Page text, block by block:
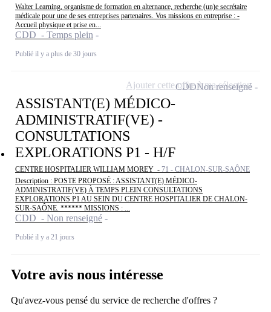
Walter Learning, organisme de formation en alternance, recherche (un)e secrétaire
médicale pour une de ses entreprises partenaires. Vos missions en entreprise : -
Accueil physique et prise en...
CDD - Temps plein
Publié il y a plus de 30 jours
ASSISTANT(E) MÉDICO-
ADMINISTRATIF(VE) -
CONSULTATIONS
EXPLORATIONS P1 - H/F
CENTRE HOSPITALIER WILLIAM MOREY - 71 - CHALON-SUR-SAÔNE
Description : POSTE PROPOSÉ : ASSISTANT(E) MÉDICO-
ADMINISTRATIF(VE) À TEMPS PLEIN CONSULTATIONS
EXPLORATIONS P1 AU SEIN DU CENTRE HOSPITALIER DE CHALON-
SUR-SAÔNE. ****** MISSIONS : ...
CDD - Non renseigné
Publié il y a 21 jours
CDDNon renseigné
Ajouter cette offre à ma sélection
Votre avis nous intéresse
Qu'avez-vous pensé du service de recherche d'offres ?